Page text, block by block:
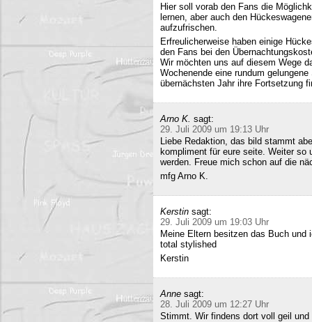
Hier soll vorab den Fans die
lernen, aber auch den
aufzufrischen.
Erfreulicherweise haben einige
den Fans bei den
Wir möchten uns auf diesem Wege
Wochenende eine rundum
übernächsten Jahr ihre Fortsetzung
Arno K. sagt:
29. Juli 2009 um 19:13 Uhr
Liebe Redaktion, das bild stammt
kompliment für eure seite. Weiter so
werden. Freue mich schon auf die
mfg Arno K.
Kerstin sagt:
29. Juli 2009 um 19:03 Uhr
Meine Eltern besitzen das Buch
total stylished
Kerstin
Anne sagt:
28. Juli 2009 um 12:27 Uhr
Stimmt. Wir findens dort voll geil und